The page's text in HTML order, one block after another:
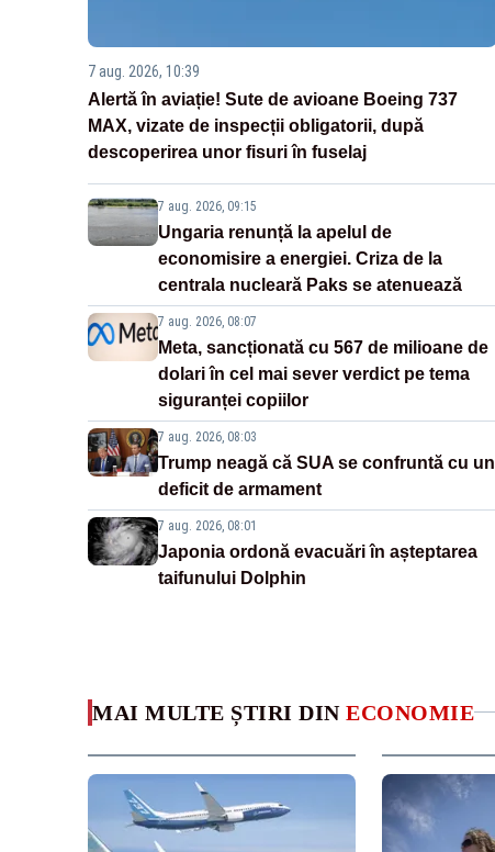
7 aug. 2026, 10:39
Alertă în aviație! Sute de avioane Boeing 737
MAX, vizate de inspecții obligatorii, după
descoperirea unor fisuri în fuselaj
7 aug. 2026, 09:15
Ungaria renunță la apelul de
economisire a energiei. Criza de la
centrala nucleară Paks se atenuează
7 aug. 2026, 08:07
Meta, sancționată cu 567 de milioane de
dolari în cel mai sever verdict pe tema
siguranței copiilor
7 aug. 2026, 08:03
Trump neagă că SUA se confruntă cu un
deficit de armament
7 aug. 2026, 08:01
Japonia ordonă evacuări în așteptarea
taifunului Dolphin
MAI MULTE ȘTIRI DIN ECONOMIE